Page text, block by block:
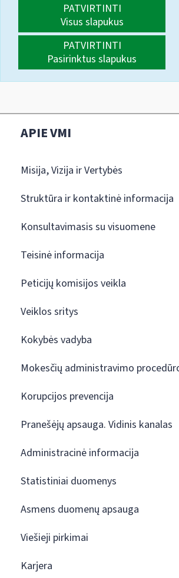
PATVIRTINTI
Visus slapukus
PATVIRTINTI
Pasirinktus slapukus
APIE VMI
Misija, Vizija ir Vertybės
Struktūra ir kontaktinė informacija
Konsultavimasis su visuomene
Teisinė informacija
Peticijų komisijos veikla
Veiklos sritys
Kokybės vadyba
Mokesčių administravimo
Korupcijos prevencija
Pranešėjų apsauga. Vidinis kanalas
Administracinė informacija
Statistiniai duomenys
Asmens duomenų apsauga
Viešieji pirkimai
Karjera